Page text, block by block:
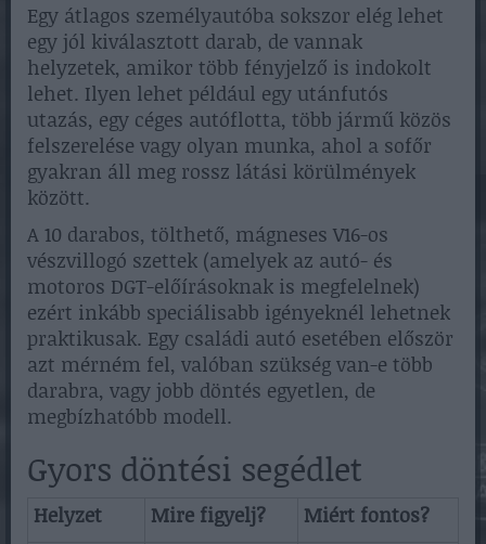
Egy átlagos személyautóba sokszor elég lehet
egy jól kiválasztott darab, de vannak
helyzetek, amikor több fényjelző is indokolt
lehet. Ilyen lehet például egy utánfutós
utazás, egy céges autóflotta, több jármű közös
felszerelése vagy olyan munka, ahol a sofőr
gyakran áll meg rossz látási körülmények
között.
A 10 darabos, tölthető, mágneses V16-os
vészvillogó szettek (amelyek az autó- és
motoros DGT-előírásoknak is megfelelnek)
ezért inkább speciálisabb igényeknél lehetnek
praktikusak. Egy családi autó esetében először
azt mérném fel, valóban szükség van-e több
darabra, vagy jobb döntés egyetlen, de
megbízhatóbb modell.
Gyors döntési segédlet
Helyzet Mire figyelj? Miért fontos?